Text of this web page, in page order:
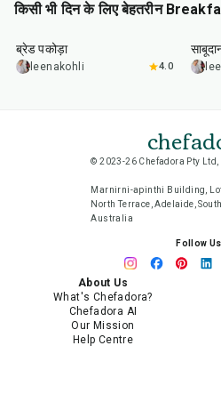
किसी भी दिन के लिए बेहतरीन
15
ब्रेड पकोड़ा
leenakohli 4.0
© 2023-26 Chefadora Pty Ltd,
Marnirni-apinthi Building, Lot
North Terrace, Adelaide,
Australia
Follow Us
About Us
What's Chefadora?
Chefadora AI
Our Mission
Help Centre